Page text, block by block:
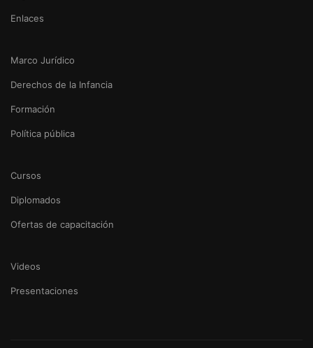
Enlaces
Marco Jurídico
Derechos de la Infancia
Formación
Política pública
Cursos
Diplomados
Ofertas de capacitación
Videos
Presentaciones